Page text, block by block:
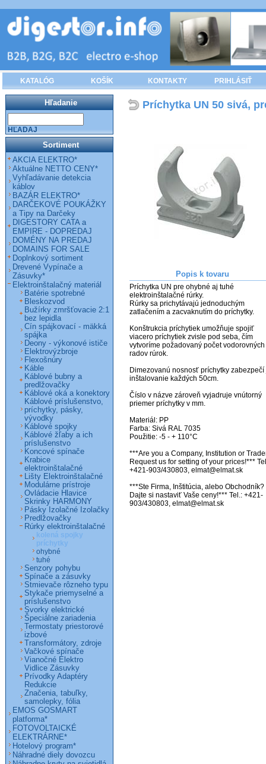
KATALÓG KOŠÍK KONTAKTY PRIHLÁSIŤ
Príchytka UN 50 sivá,
Popis k tovaru
Príchytka UN pre ohybné aj tuhé
elektroinštalačné rúrky.
Rúrky sa prichytávajú jednoduchým
zatlačením a zacvaknutím do príchytky.
Konštrukcia príchytiek umožňuje spojiť
viacero príchytiek zvisle pod seba, čím
vytvoríme požadovaný počet vodorovných
radov rúrok.
Dimezovanú nosnosť príchytky zabezpečí
inštalovanie každých 50cm.
Číslo v názve zároveň vyjadruje vnútorný
priemer príchytky v mm.
Materiál: PP
Farba: Sivá RAL 7035
Použitie: -5 - + 110°C
***Are you a Company, Institution or
Request us for setting of your prices!***
+421-903/430803, elmat@elmat.sk
***Ste Firma, Inštitúcia, alebo Obchodník?
Dajte si nastaviť Vaše ceny!*** Tel.: +421-
903/430803, elmat@elmat.sk
Hľadanie
HĽADAJ
Sortiment
AKCIA ELEKTRO*
Aktuálne NETTO CENY*
Vyhľadávanie detekcia
káblov
BAZÁR ELEKTRO*
DARČEKOVÉ POUKÁŽKY
a Tipy na Darčeky
DIGESTORY CATA a
EMPIRE - DOPREDAJ
DOMÉNY NA PREDAJ
DOMAINS FOR SALE
Doplnkový sortiment
Drevené Vypínače a
Zásuvky*
Elektroinštalačný materiál
Batérie spotrebné
Bleskozvod
Bužírky zmršťovacie 2:1
bez lepidla
Cín spájkovací - mäkká
spájka
Deony - výkonové ističe
Elektrovýzbroje
Flexošnúry
Káble
Káblové bubny a
predlžovačky
Káblové oká a konektory
Káblové príslušenstvo,
príchytky, pásky,
vývodky
Káblové spojky
Káblové žľaby a ich
príslušenstvo
Koncové spínače
Krabice
elektroinštalačné
Lišty Elektroinštalačné
Modulárne prístroje
Ovládacie Hlavice
Skrinky HARMONY
Pásky Izolačné Izolačky
Predlžovačky
Rúrky elektroinštalačné
kolená spojky
príchytky
ohybné
tuhé
Senzory pohybu
Spínače a zásuvky
Stmievače rôzneho typu
Stykače priemyselné a
príslušenstvo
Svorky elektrické
Špeciálne zariadenia
Termostaty priestorové
izbové
Transformátory, zdroje
Vačkové spínače
Vianočné Elektro
Vidlice Zásuvky
Prívodky Adaptéry
Redukcie
Značenia, tabuľky,
samolepky, fólia
EMOS GOSMART
platforma*
FOTOVOLTAICKÉ
ELEKTRÁRNE*
Hotelový program*
Náhradné diely dovozcu